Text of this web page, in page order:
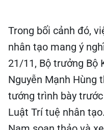
Trong bối cảnh đó,
nhân tạo mang ý
21/11, Bộ trưởng Bộ
Nguyễn Mạnh Hùng
tướng trình bày
Luật Trí tuệ nhân